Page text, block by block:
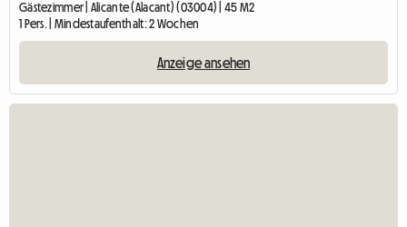
Gästezimmer | Alicante (Alacant) (03004) | 45 M2
1 Pers. | Mindestaufenthalt: 2 Wochen
Anzeige ansehen